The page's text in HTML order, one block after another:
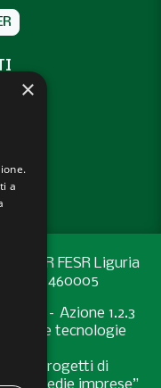
del PR FESR Liguria
2027 – Azione 1.2.3
e tecnologie
di progetti di
×
a